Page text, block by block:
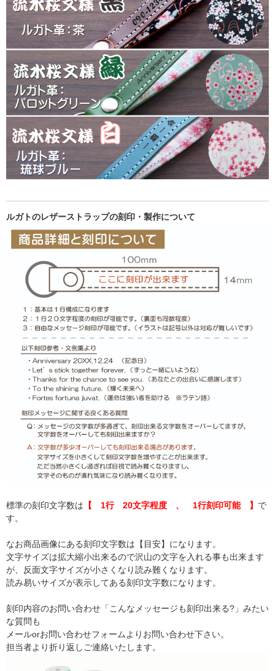
ルガトのレザーストラップの刻印・製作について
標準の刻印文字数は 【 1行 20文字程度 、 1行刻印可能 】 で
す。
なお商品画像にある刻印文字数は【目安】になります。
文字サイズは拡大縮小出来るので沢山の文字を入れる事も出来ます
が、反面文字サイズが小さくなり読み難くなります。
読み易いサイズが表示してある刻印文字数になります。
刻印内容のお問い合わせ「こんなメッセージも刻印出来る?」みたい
な質問も
メールorお問い合わせフォームよりお問い合わせ下さい。
担当者より折り返しご連絡いたします。